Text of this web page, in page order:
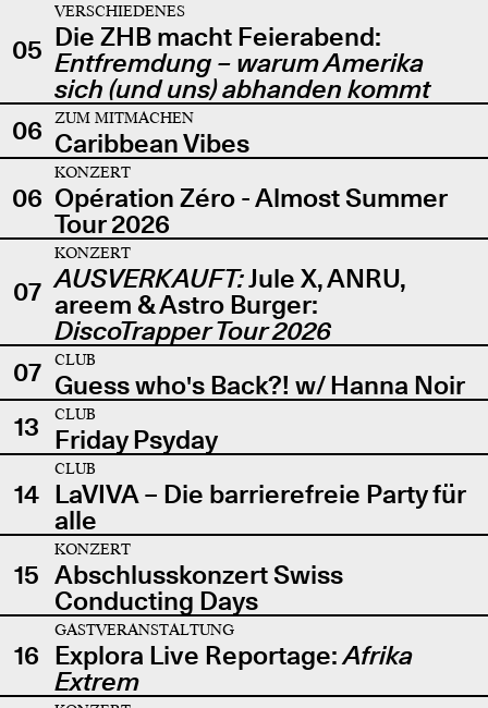
05
VERSCHIEDENES
Die ZHB macht Feierabend:
Entfremdung – warum Amerika
sich (und uns) abhanden kommt
06
ZUM MITMACHEN
Caribbean Vibes
06
KONZERT
Opération Zéro - Almost Summer
Tour 2026
07
KONZERT
AUSVERKAUFT:Jule X, ANRU,
areem & Astro Burger:
DiscoTrapper Tour 2026
07
CLUB
Guess who's Back?! w/ Hanna Noir
13
CLUB
Friday Psyday
14
CLUB
LaVIVA – Die barrierefreie Party für
alle
15
KONZERT
Abschlusskonzert Swiss
Conducting Days
16
GASTVERANSTALTUNG
Explora Live Reportage:Afrika
Extrem